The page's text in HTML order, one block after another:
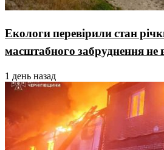
Екологи перевірили стан
масштабного забруднення не
1 день назад